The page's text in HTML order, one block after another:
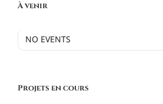
À venir
NO EVENTS
Projets en cours